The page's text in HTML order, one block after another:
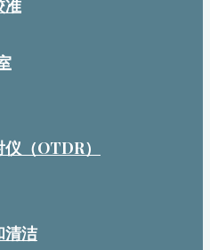
准
（OTDR）
清洁